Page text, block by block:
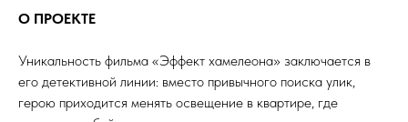
О ПРОЕКТЕ
Уникальность фильма «Эффект хамелеона» заключается в
его детективной линии: вместо привычного поиска улик,
герою приходится менять освещение в квартире, где